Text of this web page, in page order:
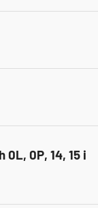
0P, 14, 15 i